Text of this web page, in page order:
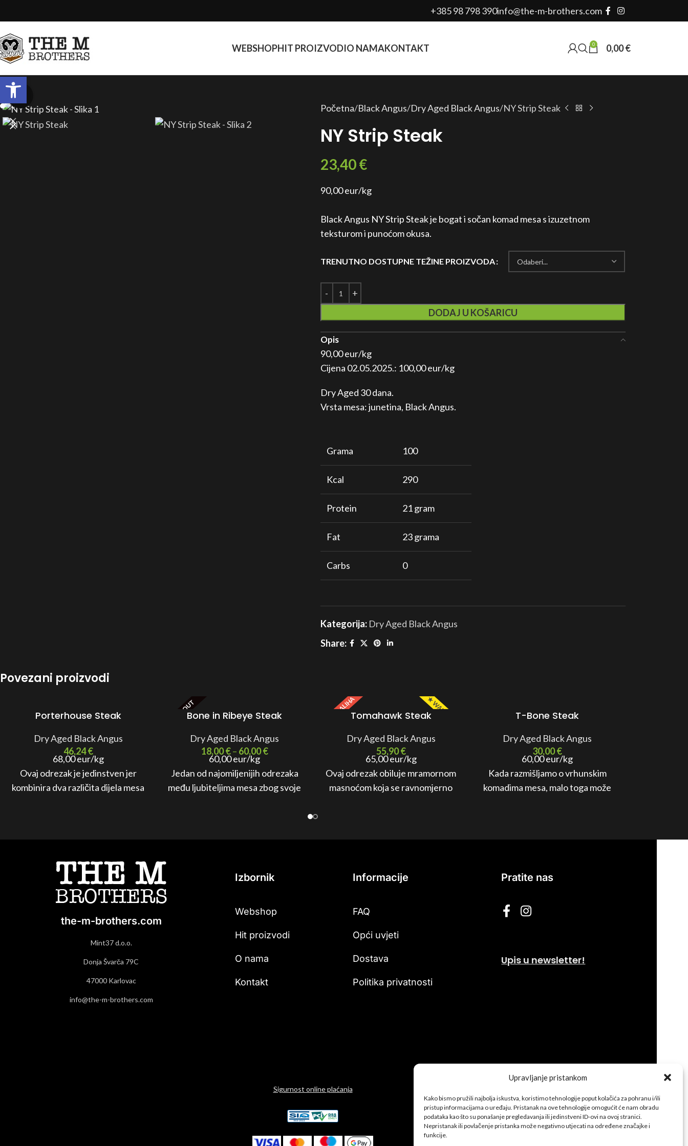
Open toolbar
Upravljanje pristankom
Kako bismo pružili najbolja iskustva, koristimo tehnologije poput kolačića za pohranu i/ili
pristup informacijama o uređaju. Pristanak na ove tehnologije omogućit će nam obradu
podataka kao što su ponašanje pregledavanja ili jedinstveni ID-ovi na ovoj stranici.
Nepristanak ili povlačenje pristanka može negativno utjecati na određene značajke i
funkcije.
+385 98 798 390info@the-m-brothers.com
WEBSHOPHIT PROIZVODIO NAMAKONTAKT 0 0,00€
Početna Black Angus Dry Aged Black Angus NY Strip Steak
NY Strip Steak
23,40€
90,00 eur/kg
Black Angus NY Strip Steak je bogat i sočan komad mesa s izuzetnom
teksturom i punoćom okusa.
TRENUTNO DOSTUPNE TEŽINE PROIZVODA
DODAJ U KOŠARICU
Opis
90,00 eur/kg
Cijena 02.05.2025.: 100,00 eur/kg
Dry Aged 30 dana.
Vrsta mesa: junetina, Black Angus.
Grama 100
Kcal 290
Protein 21 gram
Fat 23 grama
Carbs 0
Kategorija: Dry Aged Black Angus
Share:
Povezani proizvodi
Porterhouse Steak
Dry Aged Black Angus
46,24€
68,00 eur/kg
Ovaj odrezak je jedinstven jer
kombinira dva različita dijela mesa
SOLD OUT
Bone in Ribeye Steak
Dry Aged Black Angus
18,00€– 60,00€
60,00 eur/kg
Jedan od najomiljenijih odrezaka
među ljubiteljima mesa zbog svoje
MALA ZALIHA ★ WANTED ★
Tomahawk Steak
Dry Aged Black Angus
55,90€
65,00 eur/kg
Ovaj odrezak obiluje mramornom
masnoćom koja se ravnomjerno
T-Bone Steak
Dry Aged Black Angus
30,00€
60,00 eur/kg
Kada razmišljamo o vrhunskim
komadima mesa, malo toga može
the-m-brothers.com
Mint37 d.o.o.
Donja Švarča 79C
47000 Karlovac
info@the-m-brothers.com
Izbornik
Webshop
Hit proizvodi
O nama
Kontakt
Informacije
FAQ
Opći uvjeti
Dostava
Politika privatnosti
Pratite nas
Upis u newsletter!
Sigurnost online plaćanja